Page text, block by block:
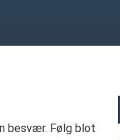
besvær. Følg blot